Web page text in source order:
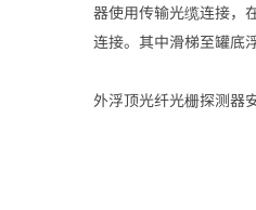
器使用传输光缆连接，
连接。其中滑梯至罐底
外浮顶光纤光栅探测器